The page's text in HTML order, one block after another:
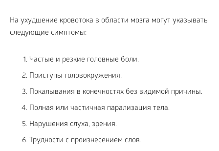
На ухудшение кровотока в области мозга могут указывать
следующие симптомы:
Частые и резкие головные боли.
Приступы головокружения.
Покалывания в конечностях без видимой причины.
Полная или частичная парализация тела.
Нарушения слуха, зрения.
Трудности с произнесением слов.